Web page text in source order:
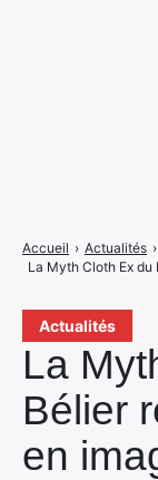
Actualités
La
Bélier
en
Accueil › Actualités ›
La Myth Cloth Ex